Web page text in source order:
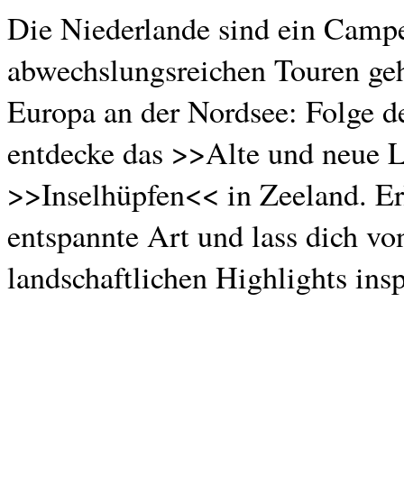
Die Niederlande sind ein
abwechslungsreichen Touren
Europa an der Nordsee: Folge
entdecke das >>Alte und neue
>>Inselhüpfen<< in Zeeland.
entspannte Art und lass dich
landschaftlichen Highlights